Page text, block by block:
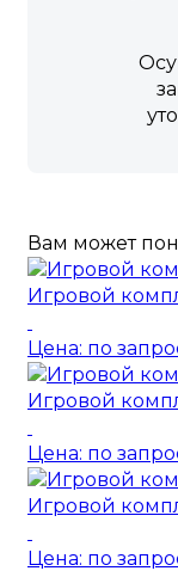
Вам может
Игровой
Цена: по
Игровой
Цена: по
Игровой
Цена: по